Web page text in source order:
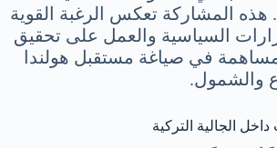
هذه المشاركة تعكس الرغبة القوية
السياسية والعمل على تحقيق
في صياغة مستقبل هولندا
والشمول.
داخل الجالية التركية